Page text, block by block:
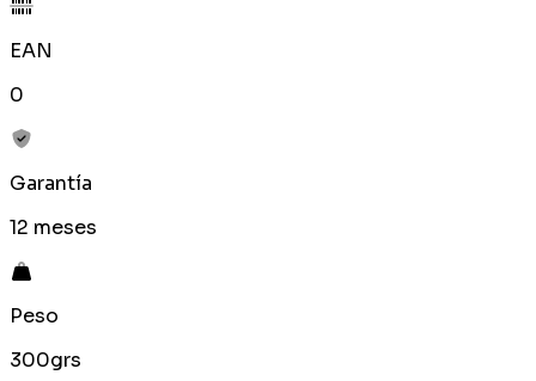
EAN
0
Garantía
12 meses
Peso
300grs